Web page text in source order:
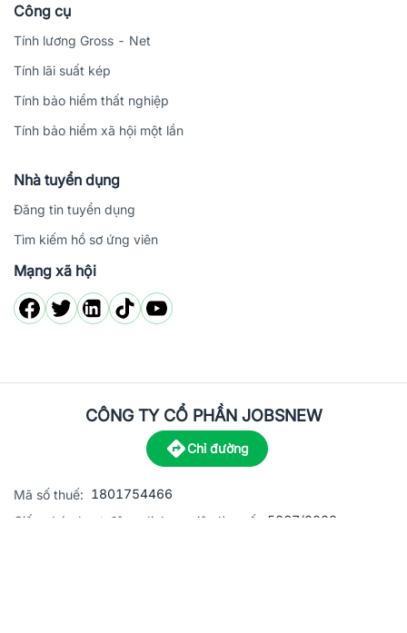
Công cụ
Tính lương Gross - Net
Tính lãi suất kép
Tính bảo hiểm thất nghiệp
Tính bảo hiểm xã hội một lần
Nhà tuyển dụng
Đăng tin tuyển dụng
Tìm kiếm hồ sơ ứng viên
Mạng xã hội
CÔNG TY CỔ PHẦN JOBSNEW
Chỉ đường
Mã số thuế: 1801754466
Giấy phép hoạt động dịch vụ việc làm số:
5867/2023